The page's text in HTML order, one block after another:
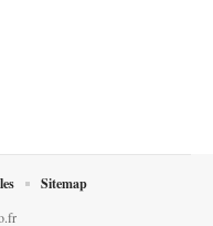
Sitemap